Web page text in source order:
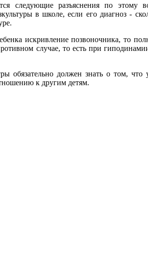
следующие разъяснения по этому
в школе, если его диагноз -
искривление позвоночника, то
случае, то есть при
обязательно должен знать о том,
к другим детям.